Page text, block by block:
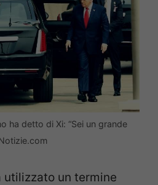
ha detto di Xi: “Sei un grande
utilizzato un termine